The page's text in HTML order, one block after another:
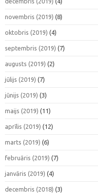
novembris (2019) (8)
oktobris (2019) (4)
septembris (2019) (7)
augusts (2019) (2)
jūlijs (2019) (7)
jūnijs (2019) (3)
maijs (2019) (11)
aprīlis (2019) (12)
marts (2019) (6)
februāris (2019) (7)
janvāris (2019) (4)
decembris (2018) (3)